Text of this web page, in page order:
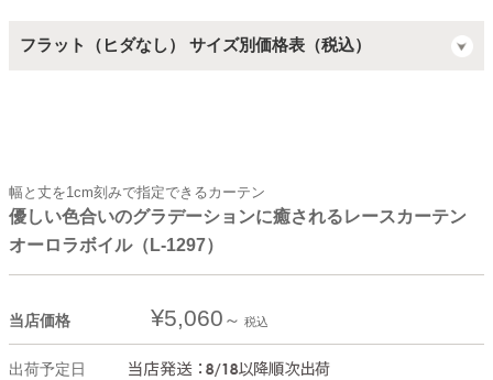
フラット（ヒダなし） サイズ別価格表（税込）
幅と丈を1cm刻みで指定できるカーテン
優しい色合いのグラデーションに癒されるレースカーテン
オーロラボイル（L-1297）
当店価格 ¥5,060 税込
出荷予定日